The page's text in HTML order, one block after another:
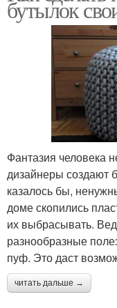
бутылок
Фантазия человека
дизайнеры создают
казалось бы,
доме скопились
их выбрасывать.
разнообразные
пуф. Это даст
читать дальше →